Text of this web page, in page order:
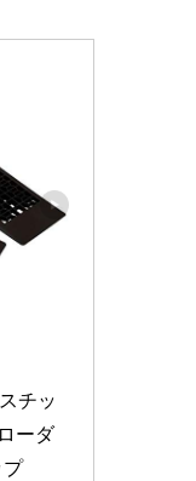
チッ
ーダ
プ